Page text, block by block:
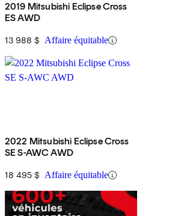
2019 Mitsubishi Eclipse Cross
ES AWD
13 988 $ Affaire équitable
2022 Mitsubishi Eclipse Cross
SE S-AWC AWD
18 495 $ Affaire équitable